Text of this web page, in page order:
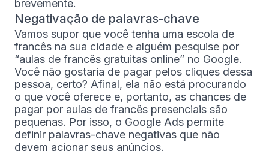
brevemente.
Negativação de palavras-chave
Vamos supor que você tenha uma escola de
francês na sua cidade e alguém pesquise por
“aulas de francês gratuitas online” no Google.
Você não gostaria de pagar pelos cliques dessa
pessoa, certo? Afinal, ela não está procurando
o que você oferece e, portanto, as chances de
pagar por aulas de francês presenciais são
pequenas. Por isso, o Google Ads permite
definir palavras-chave negativas que não
devem acionar seus anúncios.